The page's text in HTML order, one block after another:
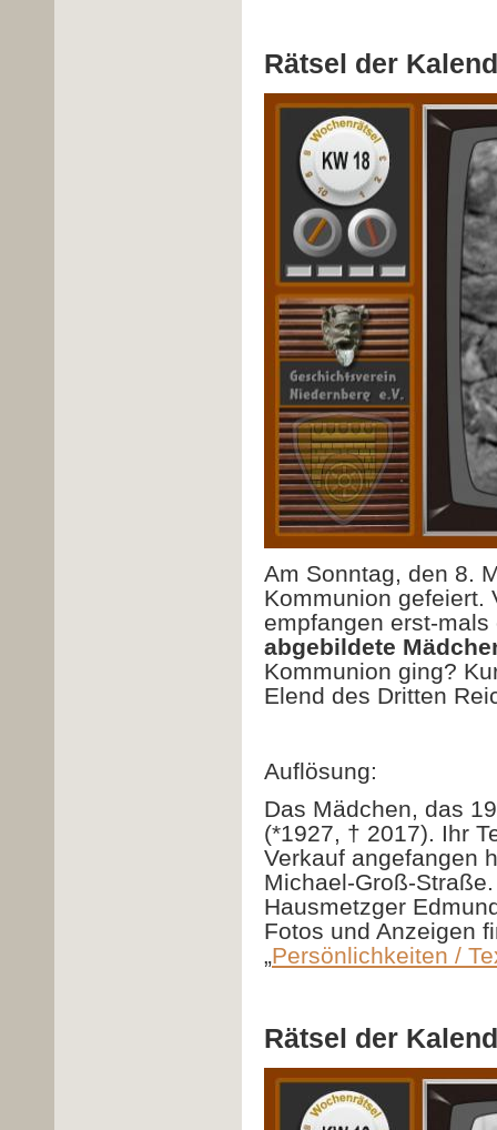
Rätsel der
Am Sonntag, den 8.
Kommunion gefeiert.
empfangen erst-
abgebildete
Kommunion ging?
Elend des Dritten
Auflösung:
Das Mädchen, das
(*1927, † 2017). Ihr
Verkauf angefangen
Michael-Groß-
Hausmetzger
Fotos und Anzeigen
„Persönlichkeiten /
Rätsel der